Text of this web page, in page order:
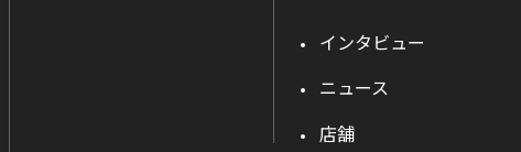
インタビュー
ニュース
店舗